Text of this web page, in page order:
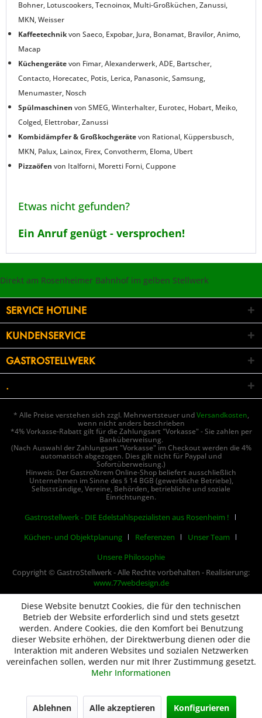
Bohner, Lotuscookers, Tecnoinox, Multi-Großküchen, Zanussi,
MKN, Weisser
Kaffeetechnikvon Saeco, Expobar, Jura, Bonamat, Bravilor, Animo,
Macap
Küchengeräte von Fimar, Alexanderwerk, ADE, Bartscher,
Contacto, Horecatec, Potis, Lerica, Panasonic, Samsung,
Menumaster, Nosch
Spülmaschinen von SMEG, Winterhalter, Eurotec, Hobart, Meiko,
Colged, Elettrobar, Zanussi
Kombidämpfer & Großkochgeräte von Rational, Küppersbusch,
MKN, Palux, Lainox, Firex, Convotherm, Eloma, Ubert
Pizzaöfen von Italforni, Moretti Forni, Cuppone
Etwas nicht gefunden?
Ein Anruf genügt - versprochen!
Direkt am Rosenheimer Bahnhof im gelben Stellwerk
SERVICE HOTLINE
KUNDENSERVICE
GASTROSTELLWERK
.
* Alle Preise verstehen sich zzgl. Mehrwertsteuer undVersandkosten,
wenn nicht anders beschrieben
*4% Vorkasse-Rabatt gilt für die Zahlungsart "Vorkasse" - Sie zahlen per
Banküberweisung.
(Nach Auswahl der Zahlungsart "Vorkasse" im Checkout werden die 4%
automatisch abgezogen. Dies gilt nicht für Paypal und
Sofortüberweisung.)
Hinweis: Der GastroXtrem Online-Shop beliefert ausschließlich
Unternehmen im Sinne des § 14 BGB (gewerbliche Betriebe),
Selbstständige, Vereine, Behörden, betriebliche und soziale
Einrichtungen.
Gastrostellwerk - DIE Edelstahlspezialisten aus Rosenheim !
Küchen- und Objektplanung
Referenzen
Unser Team
Unsere Philosophie
Copyright © GastroStellwerk - Alle Rechte vorbehalten - Realisierung:
www.77webdesign.de
Diese Website benutzt Cookies, die für den technischen
Betrieb der Website erforderlich sind und stets gesetzt
werden. Andere Cookies, die den Komfort bei Benutzung
dieser Website erhöhen, der Direktwerbung dienen oder die
Interaktion mit anderen Websites und sozialen Netzwerken
vereinfachen sollen, werden nur mit Ihrer Zustimmung gesetzt.
Mehr Informationen
Ablehnen Alle akzeptieren Konfigurieren